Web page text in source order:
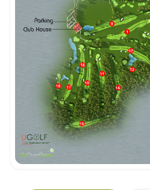
Choix de la vidéo:
Embed code